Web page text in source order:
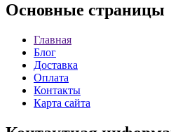
Основные страницы
Главная
Блог
Доставка
Оплата
Контакты
Карта сайта